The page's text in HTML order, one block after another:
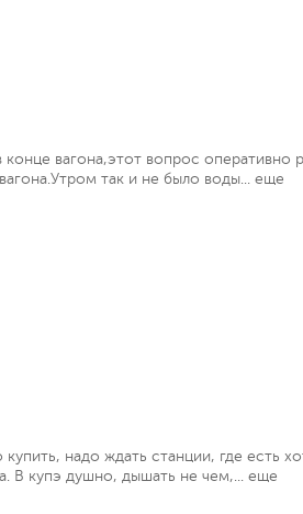
конце вагона,этот вопрос
так и не было воды...еще
надо ждать станции, где есть
В купэ душно, дышать не чем,...еще